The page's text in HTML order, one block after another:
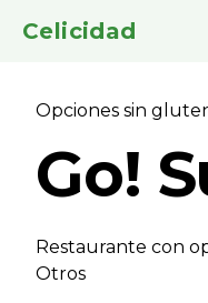
Celicidad
Opciones sin
Go!
Restaurante con
Otros